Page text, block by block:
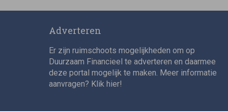
Adverteren
Er zijn ruimschoots mogelijkheden om op
Duurzaam Financieel te adverteren en daarmee
deze portal mogelijk te maken. Meer informatie
aanvragen? Klik hier!